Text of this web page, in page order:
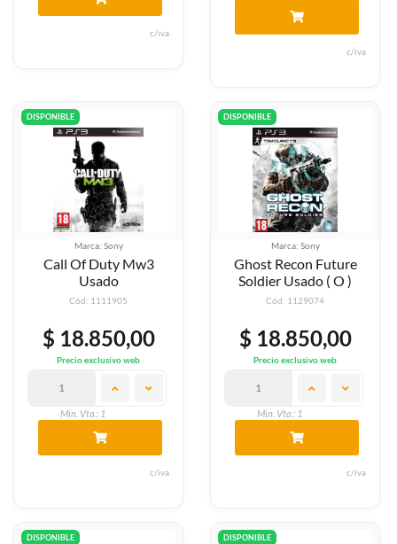
c/iva
c/iva
DISPONIBLE
Marca: Sony
Call Of Duty Mw3
Usado
Cód: 1111905
$ 18.850,00
Precio exclusivo web
Min. Vta.: 1
c/iva
DISPONIBLE
Marca: Sony
Ghost Recon Future
Soldier Usado ( O )
Cód: 1129074
$ 18.850,00
Precio exclusivo web
Min. Vta.: 1
c/iva
DISPONIBLE DISPONIBLE